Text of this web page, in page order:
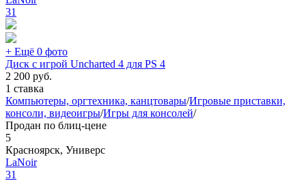
31
+ Ещё 0 фото
Диск с игрой Uncharted 4 для PS 4
2 200 руб.
1 ставка
Компьютеры, оргтехника, канцтовары/Игровые приставки,
консоли, видеоигры/Игры для консолей/
Продан по блиц-цене
5
Красноярск, Универс
LaNoir
31